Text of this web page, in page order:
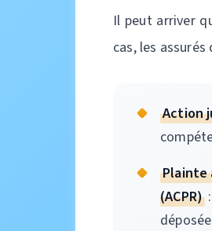
Il peut arriver
cas, les
Action
Plainte
(ACPR)